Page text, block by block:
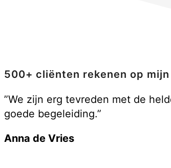
500+ cliënten rekenen op
”We zijn erg tevreden met de
goede begeleiding.”
Anna de Vries